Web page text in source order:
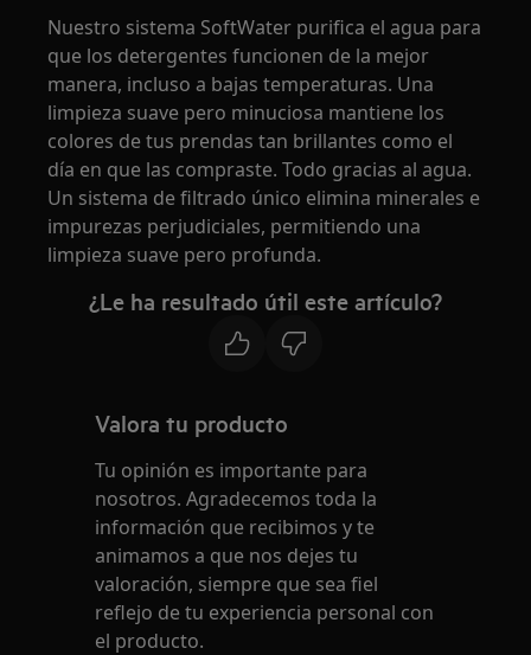
Nuestro sistema SoftWater purifica el agua para
que los detergentes funcionen de la mejor
manera, incluso a bajas temperaturas. Una
limpieza suave pero minuciosa mantiene los
colores de tus prendas tan brillantes como el
día en que las compraste. Todo gracias al agua.
Un sistema de filtrado único elimina minerales e
impurezas perjudiciales, permitiendo una
limpieza suave pero profunda.
¿Le ha resultado útil este artículo?
Valora tu producto
Tu opinión es importante para
nosotros. Agradecemos toda la
información que recibimos y te
animamos a que nos dejes tu
valoración, siempre que sea fiel
reflejo de tu experiencia personal con
el producto.